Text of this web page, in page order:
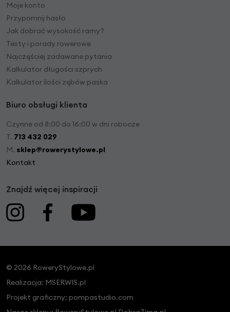
Moje konto
Przypomnij hasło
Jak dobrać wysokość ramy?
Testy i porady rowerowe
Najczęściej zadawane pytania
Kalkulator długości szprych
Kalkulator ilości zębów paska
Biuro obsługi klienta
Czynne od 8:00 do 16:00 w dni robocze
T. 713 432 029
M. sklep@rowerystylowe.pl
Kontakt
Znajdź więcej inspiracji
© 2026 RoweryStylowe.pl
Realizacja: MSERWIS.pl
Projekt graficzny: pompastudio.com